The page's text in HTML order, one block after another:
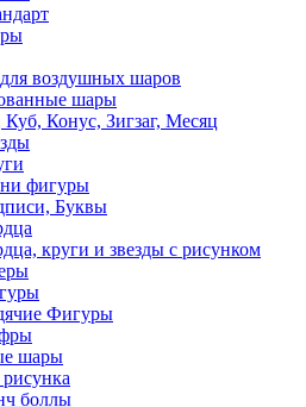
воздушных шаров
шары
Куб, Конус, Зигзаг, Месяц
фигуры
Буквы
круги и звезды с рисунком
Фигуры
шары
рисунка
боллы